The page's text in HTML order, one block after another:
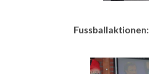
Fussballaktionen: